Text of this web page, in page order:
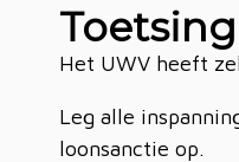
Het UWV heeft
Leg alle
loonsanctie op.